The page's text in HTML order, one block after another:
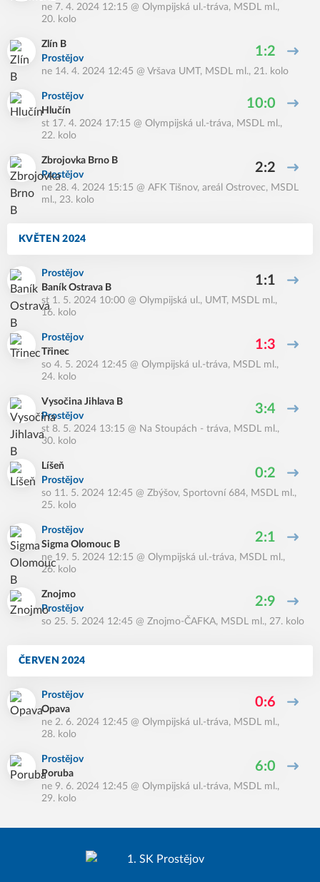
ne 7. 4. 2024 12:15 @ Olympijská ul.-tráva, MSDL ml.,
20. kolo
Zlín B
Prostějov
1:2
ne 14. 4. 2024 12:45 @ Vršava UMT , MSDL ml., 21. kolo
Prostějov
Hlučín
10:0
st 17. 4. 2024 17:15 @ Olympijská ul.-tráva, MSDL ml.,
22. kolo
Zbrojovka Brno B
Prostějov
2:2
ne 28. 4. 2024 15:15 @ AFK Tišnov, areál Ostrovec, MSDL
ml., 23. kolo
KVĚTEN 2024
Prostějov
Baník Ostrava B
1:1
st 1. 5. 2024 10:00 @ Olympijská ul., UMT , MSDL ml.,
16. kolo
Prostějov
Třinec
1:3
so 4. 5. 2024 12:45 @ Olympijská ul.-tráva, MSDL ml.,
24. kolo
Vysočina Jihlava B
Prostějov
3:4
st 8. 5. 2024 13:15 @ Na Stoupách - tráva, MSDL ml.,
30. kolo
Líšeň
Prostějov
0:2
so 11. 5. 2024 12:45 @ Zbýšov, Sportovní 684, MSDL ml.,
25. kolo
Prostějov
Sigma Olomouc B
2:1
ne 19. 5. 2024 12:15 @ Olympijská ul.-tráva, MSDL ml.,
26. kolo
Znojmo
Prostějov
2:9
so 25. 5. 2024 12:45 @ Znojmo-ČAFKA, MSDL ml., 27. kolo
ČERVEN 2024
Prostějov
Opava
0:6
ne 2. 6. 2024 12:45 @ Olympijská ul.-tráva, MSDL ml.,
28. kolo
Prostějov
Poruba
6:0
ne 9. 6. 2024 12:45 @ Olympijská ul.-tráva, MSDL ml.,
29. kolo